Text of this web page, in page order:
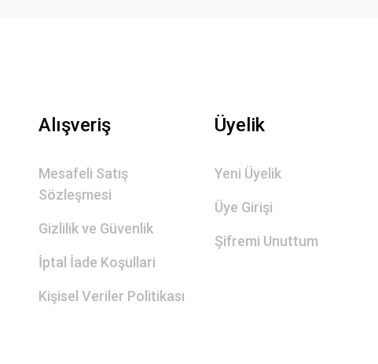
Alışveriş
Mesafeli Satış
Sözleşmesi
Gizlilik ve Güvenlik
İptal İade Koşullari
Kişisel Veriler Politikası
Üyelik
Yeni Üyelik
Üye Girişi
Şifremi Unuttum